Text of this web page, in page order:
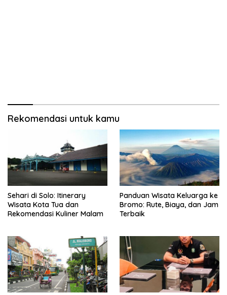
Rekomendasi untuk kamu
Sehari di Solo: Itinerary
Wisata Kota Tua dan
Rekomendasi Kuliner Malam
Panduan Wisata Keluarga ke
Bromo: Rute, Biaya, dan Jam
Terbaik